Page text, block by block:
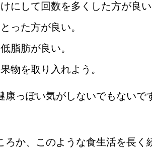
にして回数を多くした方が良い
った方が良い。
脂肪が良い。
物を取り入れよう。
康っぽい気がしないでもない
ろか、このような食生活を長く